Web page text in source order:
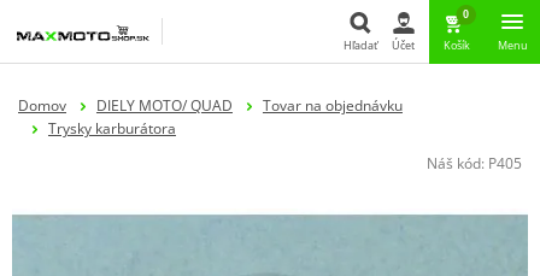
Hľadať Účet
0
Košík Menu
Domov DIELY MOTO/ QUAD
Tovar na objednávku
Trysky karburátora
Náš kód: P405